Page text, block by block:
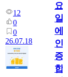
12
0
0
26.07.18
요
일
에
인
증
합